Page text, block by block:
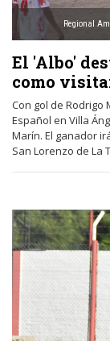
Regional
El 'Albo'
como
Con gol de
Español en Villa
Marín. El ganador
San Lorenzo de La